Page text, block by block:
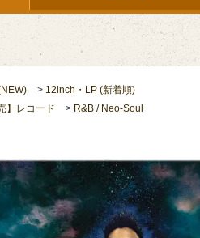
> 12inch・LP (新着順)
】レコード > R&B / Neo-Soul